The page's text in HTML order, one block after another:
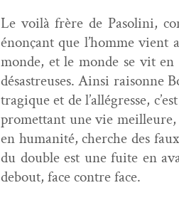
Le voilà frère de Pasoli­ni,
énonçant que l’homme
monde, et le monde se vit
désas­treuses. Ain­si raisonne
trag­ique et de l’allégresse,
promet­tant une vie
en human­ité, cherche des
du dou­ble est une fuite en
debout, face con­tre face.